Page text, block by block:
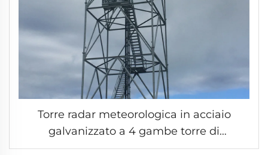
Torre radar meteorologica in acciaio
galvanizzato a 4 gambe torre di
telecomunicazione in acciaio a traliccio